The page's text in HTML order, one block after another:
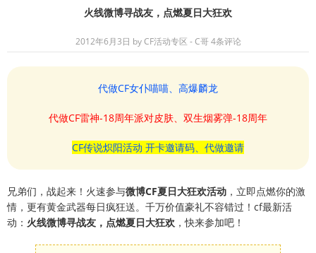
火线微博寻战友，点燃夏日大狂欢
2012年6月3日 byCF活动专区 - C哥 4条评论
代做CF女仆喵喵、高爆麟龙
代做CF雷神-18周年派对皮肤、双生烟雾弹-18周年
CF传说炽阳活动 开卡邀请码、代做邀请
兄弟们，战起来！火速参与微博CF夏日大狂欢活动 ，立即点燃你的激
情，更有黄金武器每日疯狂送。千万价值豪礼不容错过！cf最新活
动： 火线微博寻战友，点燃夏日大狂欢 ，快来参加吧！